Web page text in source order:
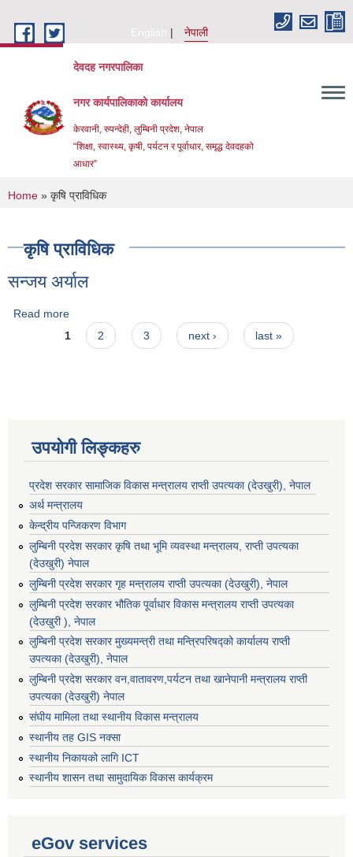
English
नेपाली
देवदह नगरपालिका
नगर कार्यपालिकाको कार्यालय
केरवानी, रुपन्देही, लुम्बिनी प्रदेश, नेपाल
“शिक्षा, स्वास्थ्य, कृषी, पर्यटन र पूर्वाधार, समृद्ध देवदहको
आधार”
You are here
Home » कृषि प्राविधिक
कृषि प्राविधिक
सन्जय अर्याल
Read more
Pages
1 2 3 next › last »
उपयोगी लिङ्कहरु
प्रदेश सरकार सामाजिक विकास मन्‍‍त्रालय राप्ती उपत्यका (देउखुरी), नेपाल
अर्थ मन्त्रालय
केन्द्रीय पन्जिकरण विभाग
लुम्बिनी प्रदेश सरकार कृषि तथा भूमि व्यवस्था मन्त्रालय, राप्ती उपत्यका
(देउखुरी) नेपाल
लुम्बिनी प्रदेश सरकार गृह मन्त्रालय राप्ती उपत्यका (देउखुरी), नेपाल
लुम्बिनी प्रदेश सरकार भौतिक पूर्वाधार विकास मन्त्रालय राप्ती उपत्यका
(देउखुरी ), नेपाल
लुम्बिनी प्रदेश सरकार मुख्यमन्त्री तथा मन्त्रिपरिषद्को कार्यालय राप्ती
उपत्यका (देउखुरी), नेपाल
लुम्बिनी प्रदेश सरकार वन,वातावरण,पर्यटन तथा खानेपानी मन्त्रालय राप्ती
उपत्यका (देउखुरी) नेपाल
संघीय मामिला तथा स्थानीय विकास मन्त्रालय
स्थानीय तह GIS नक्सा
स्थानीय निकायको लागि ICT
स्थानीय शासन तथा सामुदायिक विकास कार्यक्रम
eGov services